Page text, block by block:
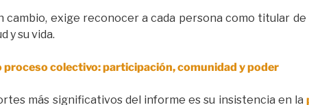
cambio, exige reconocer a cada persona como titular
y su vida.
proceso colectivo: participación, comunidad y poder
más significativos del informe es su insistencia en la